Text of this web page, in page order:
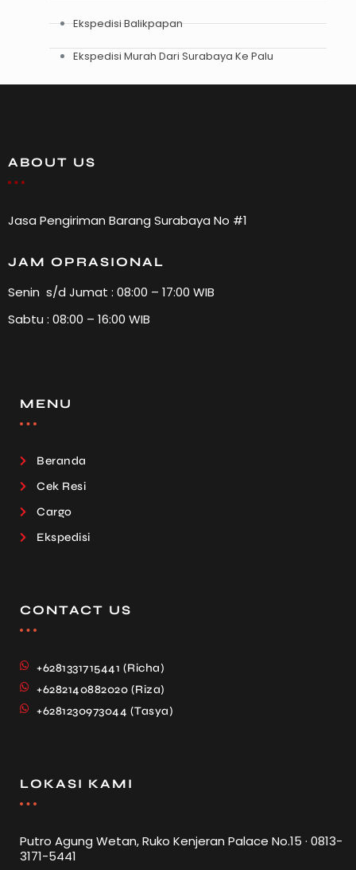
Ekspedisi Balikpapan
Ekspedisi Murah Dari Surabaya Ke Palu
ABOUT US
Jasa Pengiriman Barang Surabaya No #1
JAM OPRASIONAL
Senin s/d Jumat : 08:00 – 17:00 WIB
Sabtu : 08:00 – 16:00 WIB
MENU
Beranda
Cek Resi
Cargo
Ekspedisi
CONTACT US
+6281331715441 (Richa)
+6282140882020 (Riza)
+6281230973044 (Tasya)
LOKASI KAMI
Putro Agung Wetan, Ruko Kenjeran Palace No.15 · 0813-
3171-5441